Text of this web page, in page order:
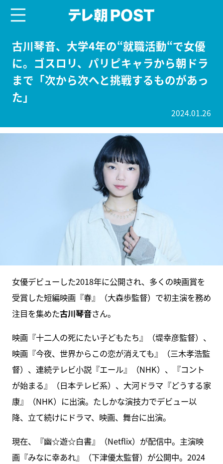
古川琴音、大学4年の“就職活動“で女優
に。ゴスロリ、パリピキャラから朝ドラ
まで「次から次へと挑戦するものがあっ
た」
2024.01.26
女優デビューした2018年に公開され、多くの映画賞を
受賞した短編映画『春』（大森歩監督）で初主演を務め
注目を集めた古川琴音さん。
映画『十二人の死にたい子どもたち』（堤幸彦監督）、
映画『今夜、世界からこの恋が消えても』（三木孝浩監
督）、連続テレビ小説『エール』（NHK）、『コント
が始まる』（日本テレビ系）、大河ドラマ『どうする家
康』（NHK）に出演。たしかな演技力でデビュー以
降、立て続けにドラマ、映画、舞台に出演。
現在、『幽☆遊☆白書』（Netflix）が配信中。主演映
画『みなに幸あれ』（下津優太監督）が公開中。2024